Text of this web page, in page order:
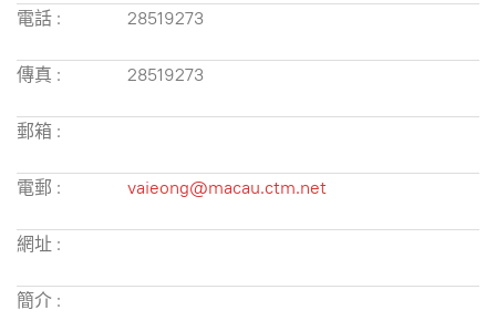
電話 : 28519273
傳真 : 28519273
郵箱 :
電郵 : vaieong@macau.ctm.net
網址 :
簡介 :